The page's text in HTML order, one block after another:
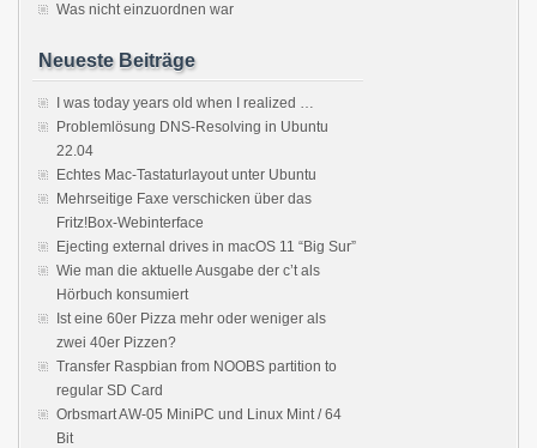
Was nicht einzuordnen war
Neueste Beiträge
I was today years old when I realized …
Problemlösung DNS-Resolving in Ubuntu
22.04
Echtes Mac-Tastaturlayout unter Ubuntu
Mehrseitige Faxe verschicken über das
Fritz!Box-Webinterface
Ejecting external drives in macOS 11 “Big Sur”
Wie man die aktuelle Ausgabe der c’t als
Hörbuch konsumiert
Ist eine 60er Pizza mehr oder weniger als
zwei 40er Pizzen?
Transfer Raspbian from NOOBS partition to
regular SD Card
Orbsmart AW-05 MiniPC und Linux Mint / 64
Bit